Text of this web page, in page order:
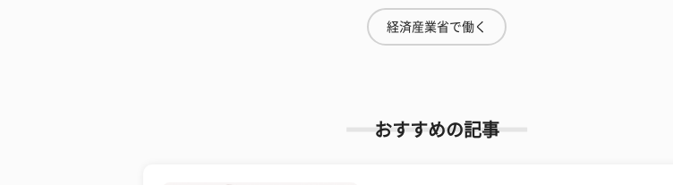
経済産業省で働く
おすすめの記事